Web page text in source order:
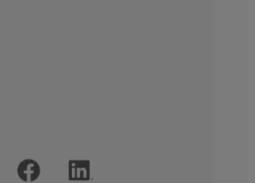
Media Accounts